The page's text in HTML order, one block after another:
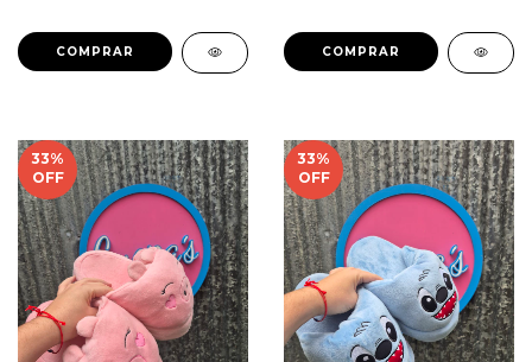
COMPRAR COMPRAR
33%
OFF
33%
OFF